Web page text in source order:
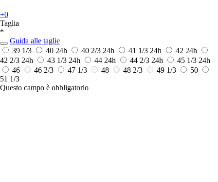
+0
Taglia
*
Guida alle taglie
39 1/3
40 24h 40 2/3 24h 41 1/3 24h 42 24h
42 2/3 24h 43 1/3 24h 44 24h 44 2/3 24h 45 1/3 24h
46
46 2/3 47 1/3 48 48 2/3 49 1/3
50
51 1/3
Questo campo è obbligatorio